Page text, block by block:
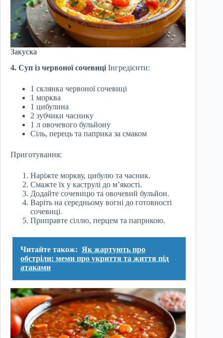
Закуска
4. Суп із червоної сочевиці Інгредієнти:
1 склянка червоної сочевиці
1 морква
1 цибулина
2 зубчики часнику
1 л овочевого бульйону
Сіль, перець та паприка за смаком
Приготування:
Наріжте моркву, цибулю та часник.
Смажте їх у каструлі до м’якості.
Додайте сочевицю та овочевий бульйон.
Варіть на середньому вогні до готовності
сочевиці.
Приправте сіллю, перцем та паприкою.
Читайте також: Як жартують про
обстріли: меми про укриття та життя під
атаками